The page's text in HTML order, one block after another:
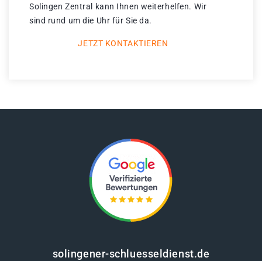
Solingen Zentral kann Ihnen weiterhelfen. Wir
sind rund um die Uhr für Sie da.
JETZT KONTAKTIEREN
solingener-schluesseldienst.de